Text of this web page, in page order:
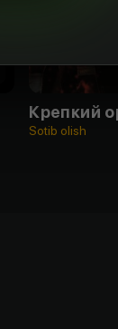
Sotib olish